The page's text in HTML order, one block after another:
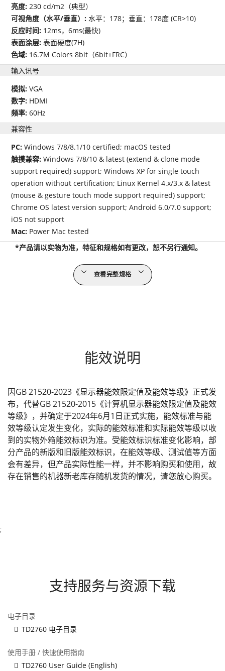
亮度:230 cd/m2（典型）
可视角度（水平/垂直）:水平：178；垂直：178度 (CR>10)
反应时间: 12ms，6ms(最快)
表面涂层:表面硬度(7H)
色域: 16.7M Colors 8bit（6bit+FRC）
输入讯号
模拟:VGA
数字: HDMI
频率:60Hz
兼容性
PC:Windows 7/8/8.1/10 certified; macOS tested
触摸兼容:Windows 7/8/10 & latest (extend & clone mode
support required) support; Windows XP for single touch
operation without certification; Linux Kernel 4.x/3.x & latest
(mouse & gesture touch mode support required) support;
Chrome OS latest version support; Android 6.0/7.0 support;
iOS not support
Mac: Power Mac tested
*产品请以实物为准，特征和规格如有更改，恕不另行通知。
查看完整规格
能效说明
因GB 21520-2023《显示器能效限定值及能效等级》正式发
布，代替GB 21520-2015《计算机显示器能效限定值及能效
等级》，并确定于2024年6月1日正式实施，能效标准与能
效等级认定发生变化，实际的能效标准和实际能效等级以收
到的实物外箱能效标识为准。受能效标识标准变化影响，部
分产品的新版和旧版能效标识，在能效等级、测试值等方面
会有差异，但产品实际性能一样，并不影响购买和使用，故
存在销售的机器新老库存随机发货的情况，请您放心购买。
;
支持服务与资源下载
电子目录
TD2760 电子目录
使用手册 / 快速使用指南
TD2760 User Guide (English)